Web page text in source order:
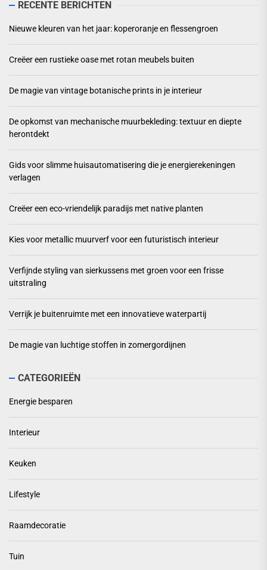
RECENTE BERICHTEN
Nieuwe kleuren van het jaar: koperoranje en flessengroen
Creëer een rustieke oase met rotan meubels buiten
De magie van vintage botanische prints in je interieur
De opkomst van mechanische muurbekleding: textuur en diepte
herontdekt
Gids voor slimme huisautomatisering die je energierekeningen
verlagen
Creëer een eco-vriendelijk paradijs met native planten
Kies voor metallic muurverf voor een futuristisch interieur
Verfijnde styling van sierkussens met groen voor een frisse
uitstraling
Verrijk je buitenruimte met een innovatieve waterpartij
De magie van luchtige stoffen in zomergordijnen
CATEGORIEËN
Energie besparen
Interieur
Keuken
Lifestyle
Raamdecoratie
Tuin